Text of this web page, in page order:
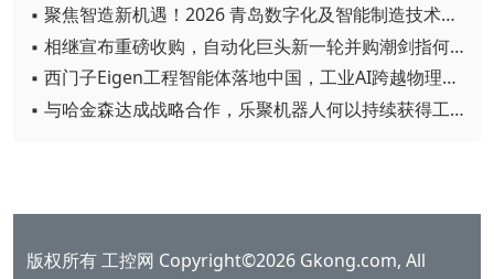
▪ 聚焦智造新机遇！2026 青岛数字化及智能制造技术论坛圆满落幕
▪ 相继宣布重磅收购，自动化巨头新一轮并购潮剑指何方？
▪ 西门子Eigen工程智能体落地中国，工业AI跨越物理世界“确定性”拐点
▪ 与哈金森达成战略合作，乐聚机器人何以持续获得工业巨头青睐？
版权所有 工控网 Copyright©2026 Gkong.com, All